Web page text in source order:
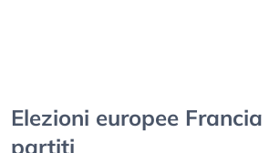
Elezioni europee Francia
partiti